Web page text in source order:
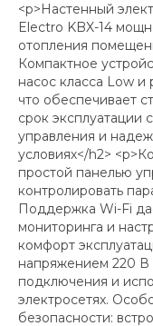
<p>Настенный
Electro KBX-14
отопления
Компактное
насос класса Low
что обеспечивает
срок эксплуатации
управления и
условиях</h2>
простой панелью
контролировать
Поддержка Wi-Fi
мониторинга и
комфорт
напряжением 220
подключения и
электросетях.
безопасности: